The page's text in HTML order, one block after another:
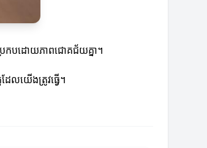
រកបដោយភាពជោគជ័យគ្នា។
លយើងត្រូវធ្វើ។